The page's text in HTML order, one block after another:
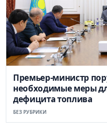
Премьер-министр
необходимые меры
дефицита топлива
БЕЗ РУБРИКИ